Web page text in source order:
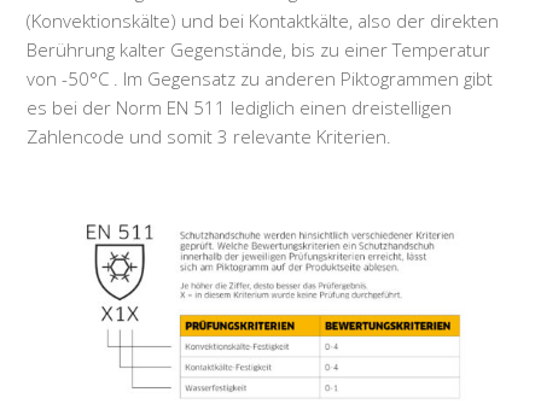
(Konvektionskälte) und bei Kontaktkälte, also der direkten
Berührung kalter Gegenstände, bis zu einer Temperatur
von -50°C . Im Gegensatz zu anderen Piktogrammen gibt
es bei der Norm EN 511 lediglich einen dreistelligen
Zahlencode und somit 3 relevante Kriterien.